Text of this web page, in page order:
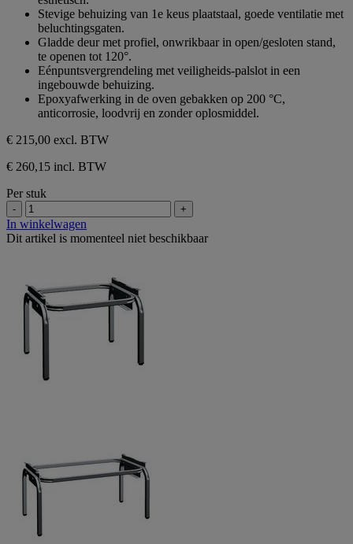
Stevige behuizing van 1e keus plaatstaal, goede ventilatie met
beluchtingsgaten.
Gladde deur met profiel, onwrikbaar in open/gesloten stand,
te openen tot 120°.
Eénpuntsvergrendeling met veiligheids-palslot in een
ingebouwde behuizing.
Epoxyafwerking in de oven gebakken op 200 °C,
anticorrosie, loodvrij en zonder oplosmiddel.
€ 215,00 excl. BTW
€ 260,15 incl. BTW
Per stuk
- +
In winkelwagen
Dit artikel is momenteel niet beschikbaar